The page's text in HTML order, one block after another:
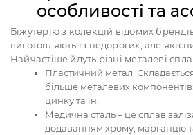
особливості та
Біжутерію з колекцій відомих
виготовляють із недорогих, але
Найчастіше йдуть різні металеві
Пластичний метал.
більше металевих компонентів:
цинку та ін.
Медична сталь – це сплав
додаванням хрому, марганцю